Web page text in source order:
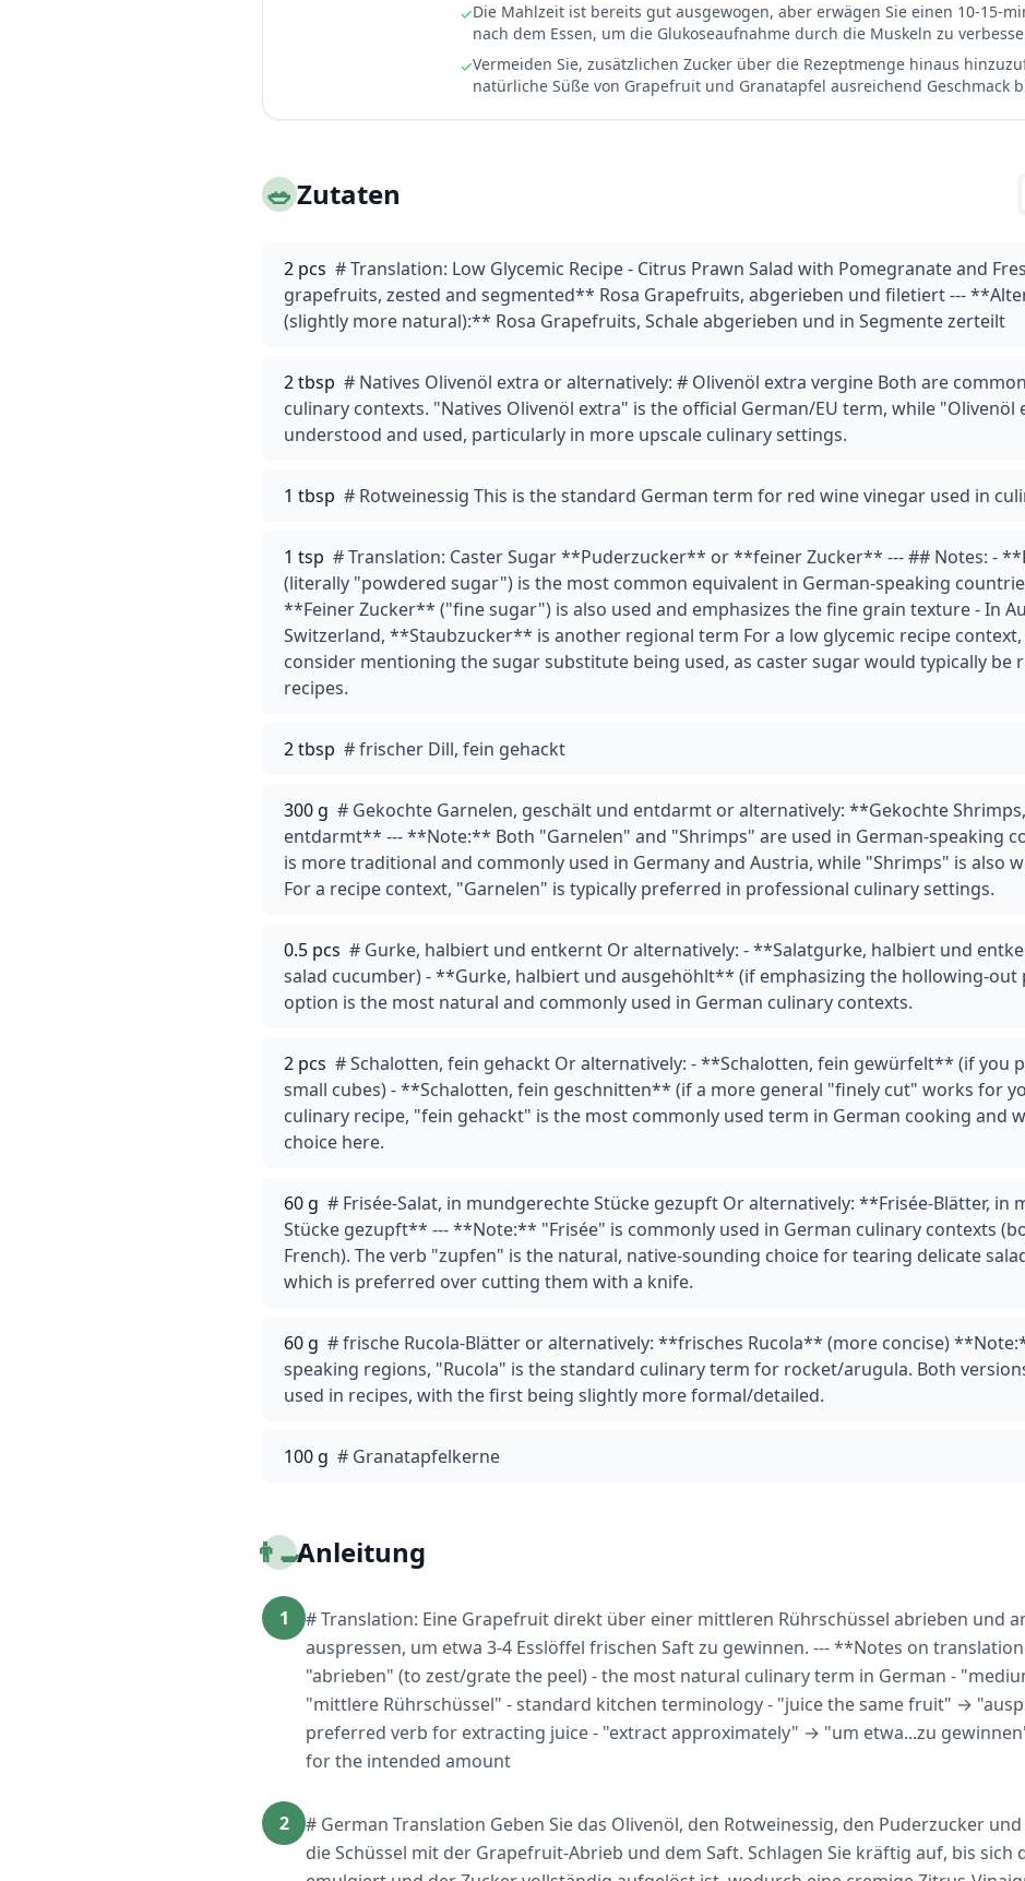
✓Die Mahlzeit ist bereits gut ausgewogen, aber erwägen Sie einen 10-15-
nach dem Essen, um die Glukoseaufnahme durch die Muskeln zu
✓Vermeiden Sie, zusätzlichen Zucker über die Rezeptmenge hinaus
natürliche Süße von Grapefruit und Granatapfel ausreichend Geschmack
🥗Zutaten
2 pcs # Translation: Low Glycemic Recipe - Citrus Prawn Salad with Pomegranate and
grapefruits, zested and segmented** Rosa Grapefruits, abgerieben und filetiert ---
(slightly more natural):** Rosa Grapefruits, Schale abgerieben und in Segmente zerteilt
2 tbsp # Natives Olivenöl extra or alternatively: # Olivenöl extra vergine Both are
culinary contexts. "Natives Olivenöl extra" is the official German/EU term, while "Olivenöl
understood and used, particularly in more upscale culinary settings.
1 tbsp # Rotweinessig This is the standard German term for red wine vinegar used in
1 tsp # Translation: Caster Sugar **Puderzucker** or **feiner Zucker** --- ## Notes: -
(literally "powdered sugar") is the most common equivalent in German-speaking
**Feiner Zucker** ("fine sugar") is also used and emphasizes the fine grain texture - In
Switzerland, **Staubzucker** is another regional term For a low glycemic recipe
consider mentioning the sugar substitute being used, as caster sugar would typically be
recipes.
2 tbsp # frischer Dill, fein gehackt
300 g # Gekochte Garnelen, geschält und entdarmt or alternatively: **Gekochte
entdarmt** --- **Note:** Both "Garnelen" and "Shrimps" are used in German-speaking
is more traditional and commonly used in Germany and Austria, while "Shrimps" is also
For a recipe context, "Garnelen" is typically preferred in professional culinary settings.
0.5 pcs # Gurke, halbiert und entkernt Or alternatively: - **Salatgurke, halbiert und
salad cucumber) - **Gurke, halbiert und ausgehöhlt** (if emphasizing the hollowing-out
option is the most natural and commonly used in German culinary contexts.
2 pcs # Schalotten, fein gehackt Or alternatively: - **Schalotten, fein gewürfelt** (if you
small cubes) - **Schalotten, fein geschnitten** (if a more general "finely cut" works for
culinary recipe, "fein gehackt" is the most commonly used term in German cooking and
choice here.
60 g # Frisée-Salat, in mundgerechte Stücke gezupft Or alternatively: **Frisée-Blätter, in
Stücke gezupft** --- **Note:** "Frisée" is commonly used in German culinary contexts
French). The verb "zupfen" is the natural, native-sounding choice for tearing delicate
which is preferred over cutting them with a knife.
60 g # frische Rucola-Blätter or alternatively: **frisches Rucola** (more concise)
speaking regions, "Rucola" is the standard culinary term for rocket/arugula. Both
used in recipes, with the first being slightly more formal/detailed.
100 g # Granatapfelkerne
👨‍🍳Anleitung
1
# Translation: Eine Grapefruit direkt über einer mittleren Rührschüssel abrieben und
auspressen, um etwa 3-4 Esslöffel frischen Saft zu gewinnen. --- **Notes on
"abrieben" (to zest/grate the peel) - the most natural culinary term in German -
"mittlere Rührschüssel" - standard kitchen terminology - "juice the same fruit" →
preferred verb for extracting juice - "extract approximately" → "um etwa...zu
for the intended amount
2
# German Translation Geben Sie das Olivenöl, den Rotweinessig, den Puderzucker
die Schüssel mit der Grapefruit-Abrieb und dem Saft. Schlagen Sie kräftig auf, bis sich